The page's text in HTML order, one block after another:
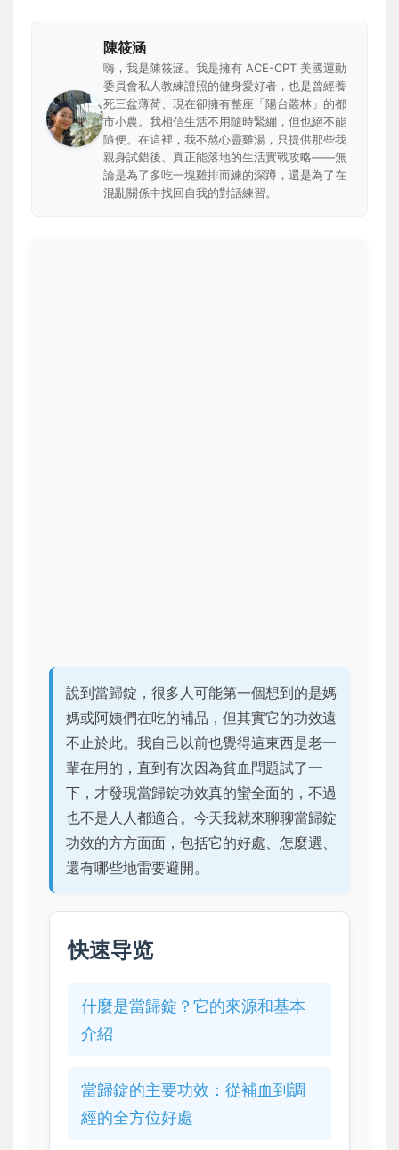
陳筱涵
嗨，我是陳筱涵。我是擁有 ACE-CPT 美國運動
委員會私人教練證照的健身愛好者，也是曾經養
死三盆薄荷、現在卻擁有整座「陽台叢林」的都
市小農。我相信生活不用隨時緊繃，但也絕不能
隨便。在這裡，我不熬心靈雞湯，只提供那些我
親身試錯後、真正能落地的生活實戰攻略——無
論是為了多吃一塊雞排而練的深蹲，還是為了在
混亂關係中找回自我的對話練習。
說到當歸錠，很多人可能第一個想到的是媽
媽或阿姨們在吃的補品，但其實它的功效遠
不止於此。我自己以前也覺得這東西是老一
輩在用的，直到有次因為貧血問題試了一
下，才發現當歸錠功效真的蠻全面的，不過
也不是人人都適合。今天我就來聊聊當歸錠
功效的方方面面，包括它的好處、怎麼選、
還有哪些地雷要避開。
快速导览
什麼是當歸錠？它的來源和基本
介紹
當歸錠的主要功效：從補血到調
經的全方位好處